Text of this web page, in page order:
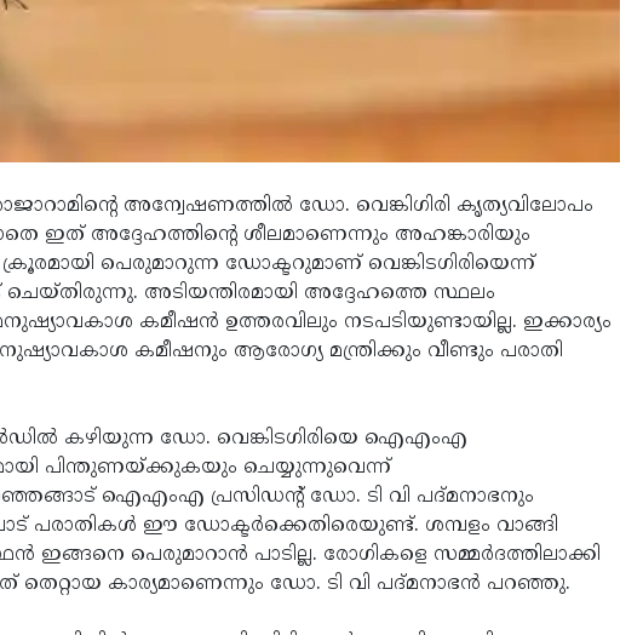
അന്വേഷണത്തില്‍ ഡോ. വെങ്കിഗിരി കൃത്യവിലോപം
ഇത് അദ്ദേഹത്തിന്റെ ശീലമാണെന്നും അഹങ്കാരിയും
പെരുമാറുന്ന ഡോക്ടറുമാണ് വെങ്കിടഗിരിയെന്ന്
ചെയ്തിരുന്നു. അടിയന്തിരമായി അദ്ദേഹത്തെ സ്ഥലം
കമീഷന്‍ ഉത്തരവിലും നടപടിയുണ്ടായില്ല. ഇക്കാര്യം
കമീഷനും ആരോഗ്യ മന്ത്രിക്കും വീണ്ടും പരാതി
കഴിയുന്ന ഡോ. വെങ്കിടഗിരിയെ ഐഎംഎ
പിന്തുണയ്ക്കുകയും ചെയ്യുന്നുവെന്ന്
ഐഎംഎ പ്രസിഡന്റ് ഡോ. ടി വി പദ്മനാഭനും
ഈ ഡോക്ടര്‍ക്കെതിരെയുണ്ട്. ശമ്പളം വാങ്ങി
ഇങ്ങനെ പെരുമാറാന്‍ പാടില്ല. രോഗികളെ സമ്മര്‍ദത്തിലാക്കി
കാര്യമാണെന്നും ഡോ. ടി വി പദ്മനാഭന്‍ പറഞ്ഞു.